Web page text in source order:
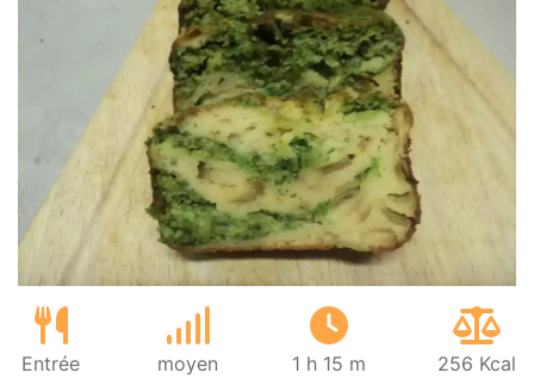
Entrée moyen 1 h 15 m 256 Kcal